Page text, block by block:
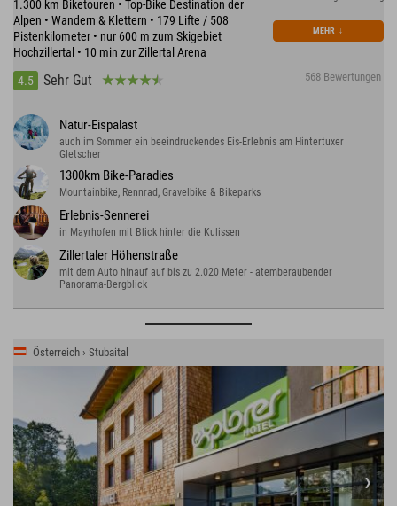
1.300 km Biketouren • Top-Bike Destination der
Alpen • Wandern & Klettern • 179 Lifte / 508
Pistenkilometer • nur 600 m zum Skigebiet
Hochzillertal • 10 min zur Zillertal Arena
4.5
Sehr Gut 568 Bewertungen
MEHR ↓
Natur-Eispalast
auch im Sommer ein beeindruckendes Eis-Erlebnis am Hintertuxer
Gletscher
1300km Bike-Paradies
Mountainbike, Rennrad, Gravelbike & Bikeparks
Erlebnis-Sennerei
in Mayrhofen mit Blick hinter die Kulissen
Zillertaler Höhenstraße
mit dem Auto hinauf auf bis zu 2.020 Meter - atemberaubender
Panorama-Bergblick
Österreich › Stubaital